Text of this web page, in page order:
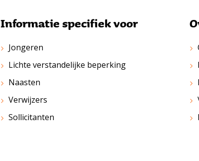
Informatie specifiek voor
Jongeren
Lichte verstandelijke beperking
Naasten
Verwijzers
Sollicitanten